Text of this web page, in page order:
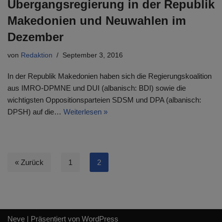
Übergangsregierung in der Republik
Makedonien und Neuwahlen im
Dezember
von Redaktion September 3, 2016
In der Republik Makedonien haben sich die Regierungskoalition
aus IMRO-DPMNE und DUI (albanisch: BDI) sowie die
wichtigsten Oppositionsparteien SDSM und DPA (albanisch:
DPSH) auf die… Weiterlesen »
« Zurück 1 2
Neve | Präsentiert von WordPress